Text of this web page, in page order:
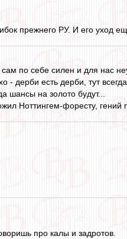
прежнего РУ. И его уход
по себе силен и для нас
- дерби есть дерби, тут
шансы на золото будут...
Ноттингем-форесту, гений
про калы и задротов.